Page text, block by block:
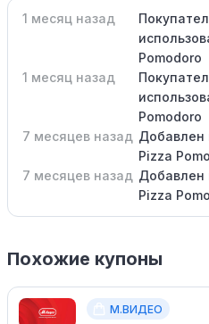
1 месяц назад
Pomodoro
1 месяц назад
Pomodoro
7 месяцев назад Добавлен
Pizza
7 месяцев назад Добавлен
Pizza
Похожие купоны
М.ВИДЕО